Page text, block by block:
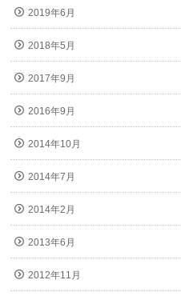
2019年6月
2018年5月
2017年9月
2016年9月
2014年10月
2014年7月
2014年2月
2013年6月
2012年11月